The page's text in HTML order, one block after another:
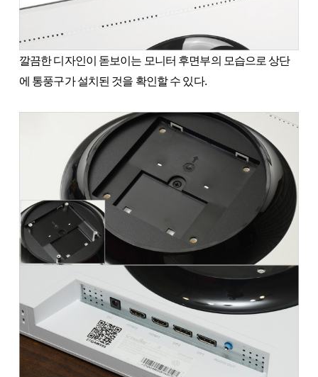
깔끔한 디자인이 돋보이는 모니터 후면부의 모습으로 상단
에 통풍구가 설치된 것을 확인할 수 있다.